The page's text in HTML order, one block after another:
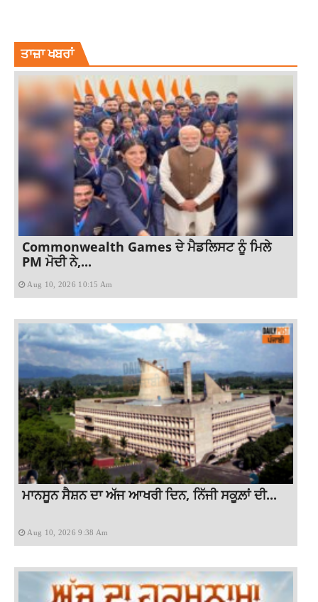
ਤਾਜ਼ਾ ਖਬਰਾਂ
Commonwealth Games ਦੇ ਮੈਡਲਿਸਟ ਨੂੰ ਮਿਲੇ
PM ਮੋਦੀ ਨੇ,...
Aug 10, 2026 10:15 Am
ਮਾਨਸੂਨ ਸੈਸ਼ਨ ਦਾ ਅੱਜ ਆਖਰੀ ਦਿਨ, ਨਿੱਜੀ ਸਕੂਲ਼ਾਂ ਦੀ...
Aug 10, 2026 9:38 Am